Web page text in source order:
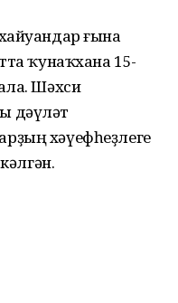
ғына
ҡунаҡхана 15-
Шәхси
дәүләт
хәүефһеҙлеге